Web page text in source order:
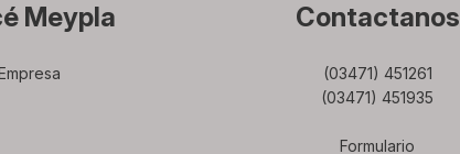
Meypla Contactanos
(03471) 451261
(03471) 451935
Formulario